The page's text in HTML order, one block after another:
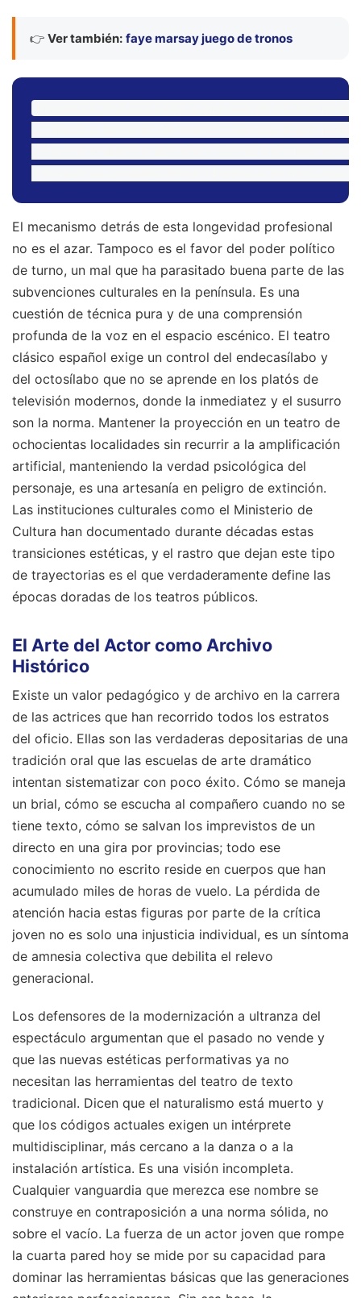
👉 Ver también: faye marsay juego de tronos
El mecanismo detrás de esta longevidad profesional
no es el azar. Tampoco es el favor del poder político
de turno, un mal que ha parasitado buena parte de las
subvenciones culturales en la península. Es una
cuestión de técnica pura y de una comprensión
profunda de la voz en el espacio escénico. El teatro
clásico español exige un control del endecasílabo y
del octosílabo que no se aprende en los platós de
televisión modernos, donde la inmediatez y el susurro
son la norma. Mantener la proyección en un teatro de
ochocientas localidades sin recurrir a la amplificación
artificial, manteniendo la verdad psicológica del
personaje, es una artesanía en peligro de extinción.
Las instituciones culturales como el Ministerio de
Cultura han documentado durante décadas estas
transiciones estéticas, y el rastro que dejan este tipo
de trayectorias es el que verdaderamente define las
épocas doradas de los teatros públicos.
El Arte del Actor como Archivo
Histórico
Existe un valor pedagógico y de archivo en la carrera
de las actrices que han recorrido todos los estratos
del oficio. Ellas son las verdaderas depositarias de una
tradición oral que las escuelas de arte dramático
intentan sistematizar con poco éxito. Cómo se maneja
un brial, cómo se escucha al compañero cuando no se
tiene texto, cómo se salvan los imprevistos de un
directo en una gira por provincias; todo ese
conocimiento no escrito reside en cuerpos que han
acumulado miles de horas de vuelo. La pérdida de
atención hacia estas figuras por parte de la crítica
joven no es solo una injusticia individual, es un síntoma
de amnesia colectiva que debilita el relevo
generacional.
Los defensores de la modernización a ultranza del
espectáculo argumentan que el pasado no vende y
que las nuevas estéticas performativas ya no
necesitan las herramientas del teatro de texto
tradicional. Dicen que el naturalismo está muerto y
que los códigos actuales exigen un intérprete
multidisciplinar, más cercano a la danza o a la
instalación artística. Es una visión incompleta.
Cualquier vanguardia que merezca ese nombre se
construye en contraposición a una norma sólida, no
sobre el vacío. La fuerza de un actor joven que rompe
la cuarta pared hoy se mide por su capacidad para
dominar las herramientas básicas que las generaciones